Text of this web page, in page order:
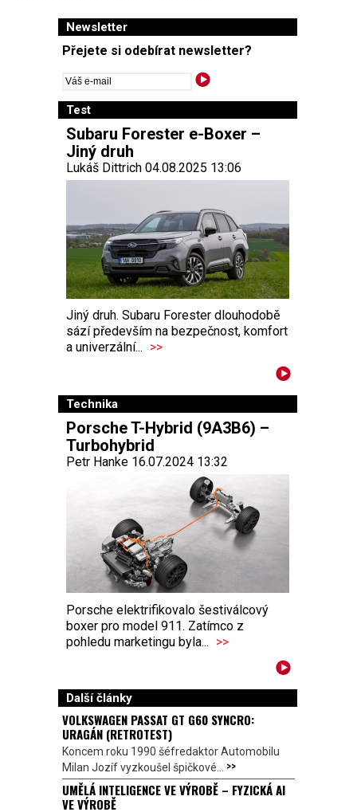
Newsletter
Přejete si odebírat newsletter?
Test
Subaru Forester e-Boxer –
Jiný druh
Lukáš Dittrich 04.08.2025 13:06
Jiný druh. Subaru Forester dlouhodobě
sází především na bezpečnost, komfort
a univerzální... >>
Technika
Porsche T-Hybrid (9A3B6) –
Turbohybrid
Petr Hanke 16.07.2024 13:32
Porsche elektrifikovalo šestiválcový
boxer pro model 911. Zatímco z
pohledu marketingu byla... >>
Další články
VOLKSWAGEN PASSAT GT G60 SYNCRO:
URAGÁN (RETROTEST)
Koncem roku 1990 šéfredaktor Automobilu
Milan Jozíf vyzkoušel špičkové... >>
UMĚLÁ INTELIGENCE VE VÝROBĚ – FYZICKÁ AI
VE VÝROBĚ